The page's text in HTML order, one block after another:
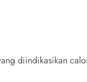
diindikasikan